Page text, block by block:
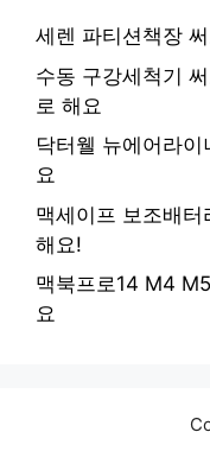
세렌 파티션책장
수동 구강세척기
로 해요
닥터웰 뉴에어라
요
맥세이프 보조배
해요!
맥북프로14 M4
요